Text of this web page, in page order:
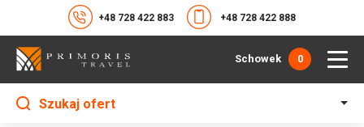
+48 728 422 883 +48 728 422 888
Schowek 0
Szukaj ofert